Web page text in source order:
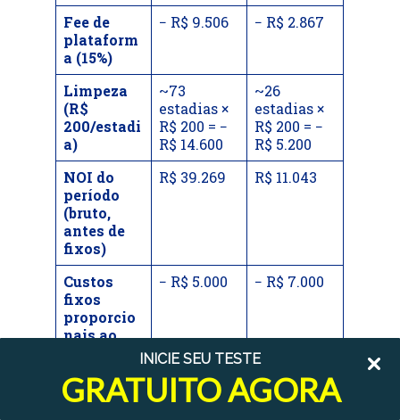
INICIE SEU TESTE
GRATUITO AGORA
Fee de
plataform
a (15%)
− R$ 9.506 − R$ 2.867
Limpeza
(R$
200/estadi
a)
~73
estadias ×
R$ 200 = −
R$ 14.600
~26
estadias ×
R$ 200 = −
R$ 5.200
NOI do
período
(bruto,
antes de
fixos)
R$ 39.269 R$ 11.043
Custos
fixos
proporcio
nais ao
período(co
R$
1.000/mês,
− R$ 5.000 − R$ 7.000